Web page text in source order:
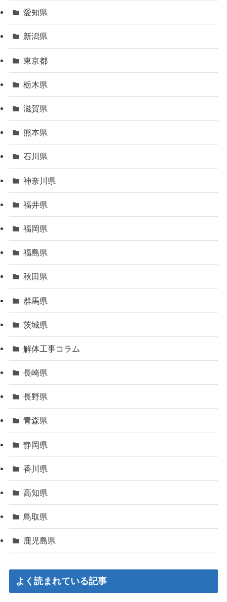
愛知県
新潟県
東京都
栃木県
滋賀県
熊本県
石川県
神奈川県
福井県
福岡県
福島県
秋田県
群馬県
茨城県
解体工事コラム
長崎県
長野県
青森県
静岡県
香川県
高知県
鳥取県
鹿児島県
よく読まれている記事